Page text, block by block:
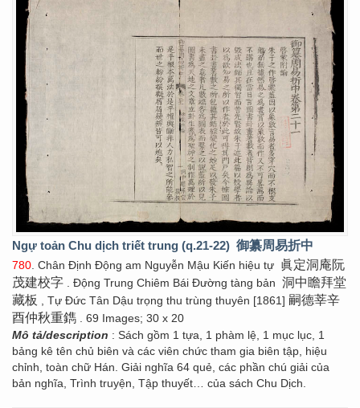
Ngự toản Chu dịch triết trung (q.21-22) 御纂周易折中
780 . Chân Định Động am Nguyễn Mậu Kiến hiệu tự 眞定洞庵阮
茂建校字 . Động Trung Chiêm Bái Đường tàng bản 洞中瞻拜堂
藏板
, Tự Đức Tân Dậu trọng thu trùng thuyên [1861] 嗣德莘辛
酉仲秋重鐫 . 69 Images; 30 x 20
Mô tả/description : Sách gồm 1 tựa, 1 phàm lệ, 1 mục lục, 1
bảng kê tên chủ biên và các viên chức tham gia biên tập, hiệu
chỉnh, toàn chữ Hán. Giải nghĩa 64 quẻ, các phần chú giải của
bản nghĩa, Trình truyện, Tập thuyết… của sách Chu Dịch.